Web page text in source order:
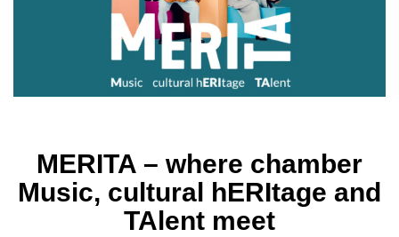
MERITA – where chamber
Music, cultural hERItage and
TAlent meet